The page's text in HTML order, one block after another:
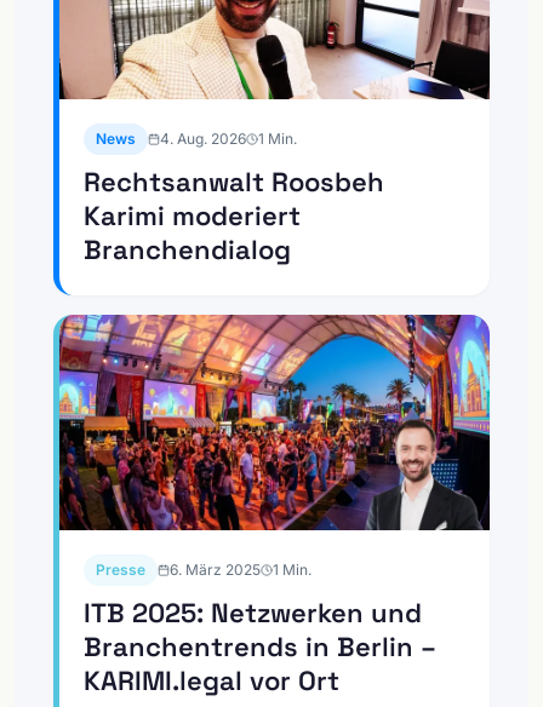
News 4. Aug. 2026 1 Min.
Rechtsanwalt Roosbeh
Karimi moderiert
Branchendialog
Presse 6. März 2025 1 Min.
ITB 2025: Netzwerken und
Branchentrends in Berlin –
KARIMI.legal vor Ort